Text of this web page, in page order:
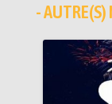
- AUTRE(S)